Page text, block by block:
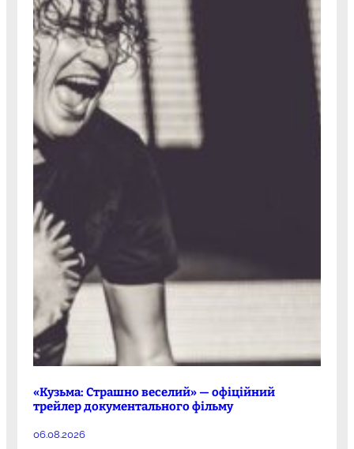
«Кузьма: Страшно веселий» — офіційний
трейлер документального фільму
06.08.2026